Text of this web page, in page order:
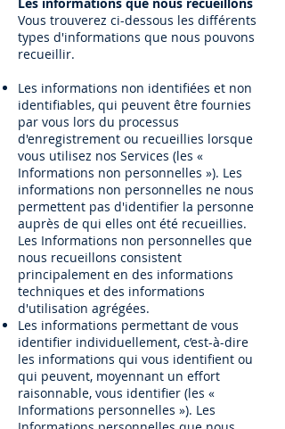
Vous trouverez ci-dessous les différents
types d'informations que nous pouvons
recueillir.
Les informations non identifiées et non
identifiables, qui peuvent être fournies
par vous lors du processus
d'enregistrement ou recueillies lorsque
vous utilisez nos Services (les «
Informations non personnelles »). Les
informations non personnelles ne nous
permettent pas d'identifier la personne
auprès de qui elles ont été recueillies.
Les Informations non personnelles que
nous recueillons consistent
principalement en des informations
techniques et des informations
d'utilisation agrégées.
Les informations permettant de vous
identifier individuellement, c’est-à-dire
les informations qui vous identifient ou
qui peuvent, moyennant un effort
raisonnable, vous identifier (les «
Informations personnelles »). Les